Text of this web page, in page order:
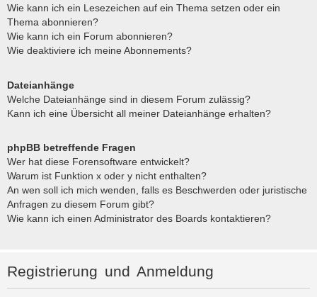
Wie kann ich ein Lesezeichen auf ein Thema setzen oder ein
Thema abonnieren?
Wie kann ich ein Forum abonnieren?
Wie deaktiviere ich meine Abonnements?
Dateianhänge
Welche Dateianhänge sind in diesem Forum zulässig?
Kann ich eine Übersicht all meiner Dateianhänge erhalten?
phpBB betreffende Fragen
Wer hat diese Forensoftware entwickelt?
Warum ist Funktion x oder y nicht enthalten?
An wen soll ich mich wenden, falls es Beschwerden oder juristische
Anfragen zu diesem Forum gibt?
Wie kann ich einen Administrator des Boards kontaktieren?
Registrierung und Anmeldung